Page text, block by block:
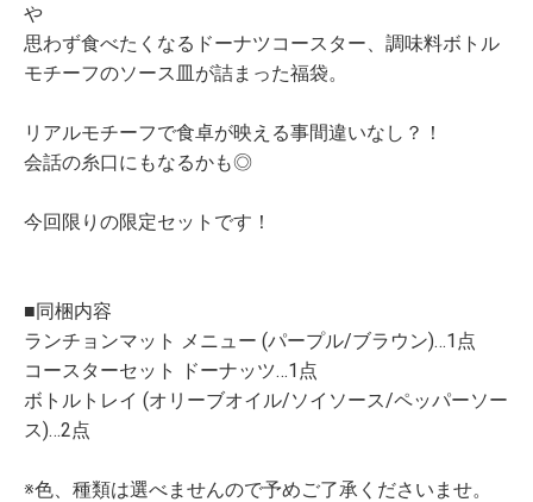
や
思わず食べたくなるドーナツコースター、調味料ボトル
モチーフのソース皿が詰まった福袋。
リアルモチーフで食卓が映える事間違いなし？！
会話の糸口にもなるかも◎
今回限りの限定セットです！
■同梱内容
ランチョンマット メニュー (パープル/ブラウン)…1点
コースターセット ドーナッツ…1点
ボトルトレイ (オリーブオイル/ソイソース/ペッパーソー
ス)…2点
※色、種類は選べませんので予めご了承くださいませ。